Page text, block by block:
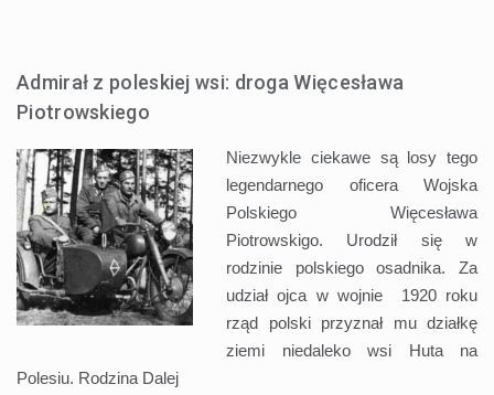
Admirał z poleskiej wsi: droga Więcesława
Piotrowskiego
Niezwykle ciekawe są losy tego
legendarnego oficera Wojska
Polskiego Więcesława
Piotrowskigo. Urodził się w
rodzinie polskiego osadnika. Za
udział ojca w wojnie 1920 roku
rząd polski przyznał mu działkę
ziemi niedaleko wsi Huta na
Polesiu. Rodzina Dalej